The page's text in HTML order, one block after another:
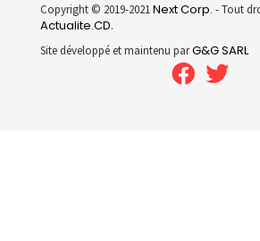
Copyright © 2019-2021Next Corp. - Tout
Actualite.CD.
Site développé et maintenu parG&G SARL